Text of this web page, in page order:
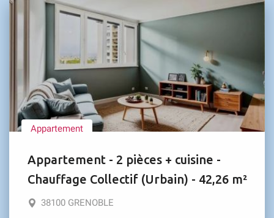
Appartement
Appartement - 2 pièces + cuisine -
Chauffage Collectif (Urbain) - 42,26 m²
38100 GRENOBLE